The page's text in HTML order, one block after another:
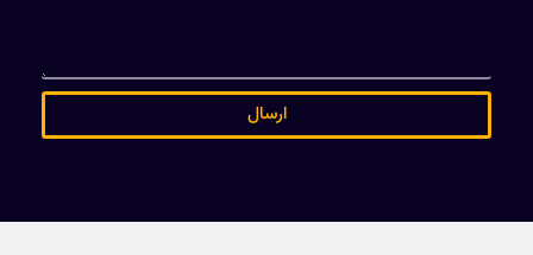
ارسال